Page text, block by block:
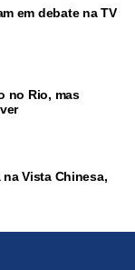
em debate na TV
no Rio, mas
Vista Chinesa,